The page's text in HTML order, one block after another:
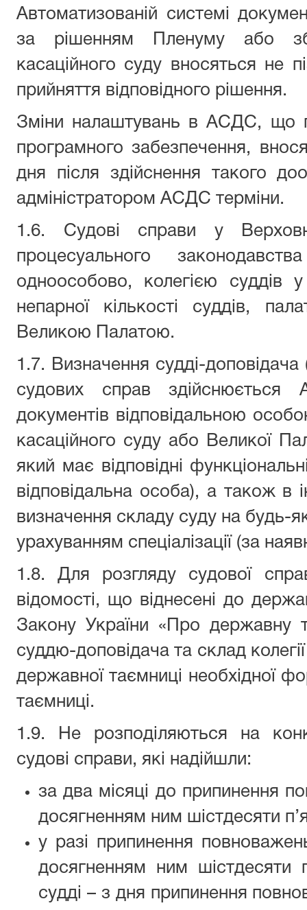
Автоматизованій системі
за рішенням Пленуму або
касаційного суду вносяться не
прийняття відповідного рішення.
Зміни налаштувань в АСДС, що
програмного забезпечення,
дня після здійснення такого
адміністратором АСДС терміни.
1.6. Судові справи у
процесуального
одноособово, колегією суддів
непарної кількості суддів,
Великою Палатою.
1.7. Визначення судді-доповідача
судових справ здійснюється
документів відповідальною
касаційного суду або Великої
який має відповідні
відповідальна особа), а також в
визначення складу суду на будь-
урахуванням спеціалізації (за
1.8. Для розгляду судової
відомості, що віднесені до
Закону України «Про
суддю-доповідача та склад
державної таємниці необхідної
таємниці.
1.9. Не розподіляються на
судові справи, які надійшли:
за два місяці до припинення
досягненням ним шістдесяти
у разі припинення
досягненням ним шістдесяти
судді – з дня припинення